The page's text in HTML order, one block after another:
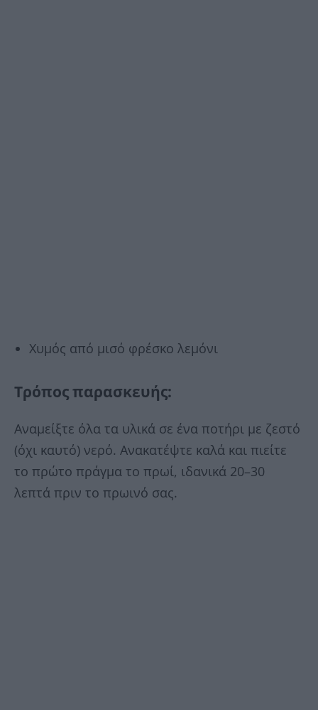
Χυμός από μισό φρέσκο λεμόνι
Τρόπος παρασκευής:
Αναμείξτε όλα τα υλικά σε ένα ποτήρι με ζεστό
(όχι καυτό) νερό. Ανακατέψτε καλά και πιείτε
το πρώτο πράγμα το πρωί, ιδανικά 20–30
λεπτά πριν το πρωινό σας.